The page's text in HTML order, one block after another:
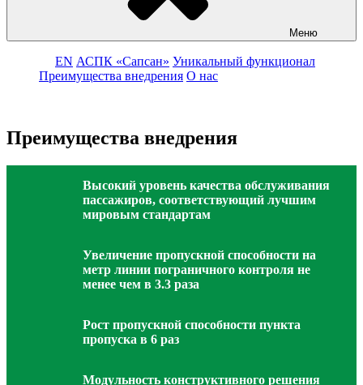
Меню
EN АСПК «Сапсан» Уникальный функционал
Преимущества внедрения О нас
Преимущества внедрения
Высокий уровень качества обслуживания
пассажиров, соответствующий лучшим
мировым стандартам
Увеличение пропускной способности на
метр линии пограничного контроля не
менее чем в 3.3 раза
Рост пропускной способности пункта
пропуска в 6 раз
Модульность конструктивного решения